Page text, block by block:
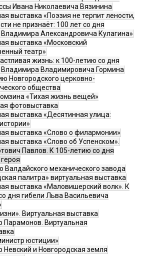
Ивана Николаевича Вязинина
выставка «Поэзия не терпит лености,
не признаёт: 100 лет со дня
Александровича Кулагина»
выставка «Московский
театр»
жизнь: к 100-летию со дня
Владимировича Гормина
Новгородского церковно-
общества
«Тихая жизнь вещей»
фотовыставка
выставка «Десятинная улица:
выставка «Слово о филармонии»
выставка «Слово об Успенском».
Павлов. К 105-летию со дня
Валдайского механического завода
палитра» виртуальная выставка
выставка «Маловишерский волк». К
дня гибели Льва Васильевича
Виртуальная выставка
Парамонов. Виртуальная
юстиции»
Невский и Новгородская земля